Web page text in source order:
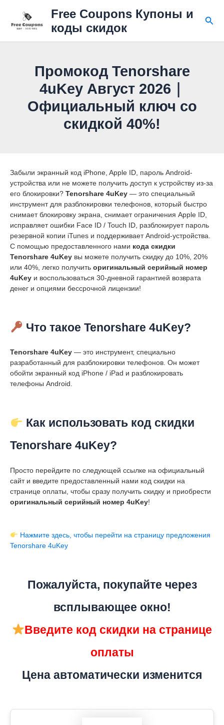
содержимому
Free Coupons Купоны и
коды скидок
Промокод Tenorshare
4uKey Август 2026｜
Официальный ключ со
скидкой 40%!
Забыли экранный код iPhone, Apple ID, пароль Android-
устройства или не можете получить доступ к устройству из-за
его блокировки? Tenorshare 4uKey — это специальный
инструмент для разблокировки телефонов, который быстро
снимает блокировку экрана, снимает ограничения Apple ID,
исправляет ошибки Face ID / Touch ID, разблокирует пароль
резервной копии iTunes и поддерживает Android-устройства.
С помощью предоставленного нами кода скидки
Tenorshare 4uKey вы можете получить скидку до 10%, 20%
или 40%, легко получить оригинальный серийный номер
4uKey и воспользоваться 30-дневной гарантией возврата
денег и опциями бессрочной лицензии!
Что такое Tenorshare 4uKey?
Tenorshare 4uKey — это инструмент, специально
разработанный для разблокировки телефонов. Он может
обойти экранный код iPhone / iPad и разблокировать
телефоны Android.
Как использовать код скидки
Tenorshare 4uKey?
Просто перейдите по следующей ссылке на официальный
сайт и введите предоставленный нами код скидки на
странице оплаты, чтобы сразу получить скидку и приобрести
оригинальный серийный номер 4uKey!
Нажмите здесь, чтобы перейти на страницу предложения
Tenorshare 4uKey
Пожалуйста, покупайте через
всплывающее окно!
Введите код скидки на странице
оплаты
Цена автоматически изменится